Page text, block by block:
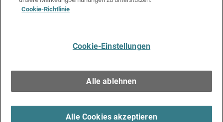
Media & Brand Kit
Cookie-Richtlinie
Cookie-Einstellungen
Alle ablehnen
Alle Cookies akzeptieren